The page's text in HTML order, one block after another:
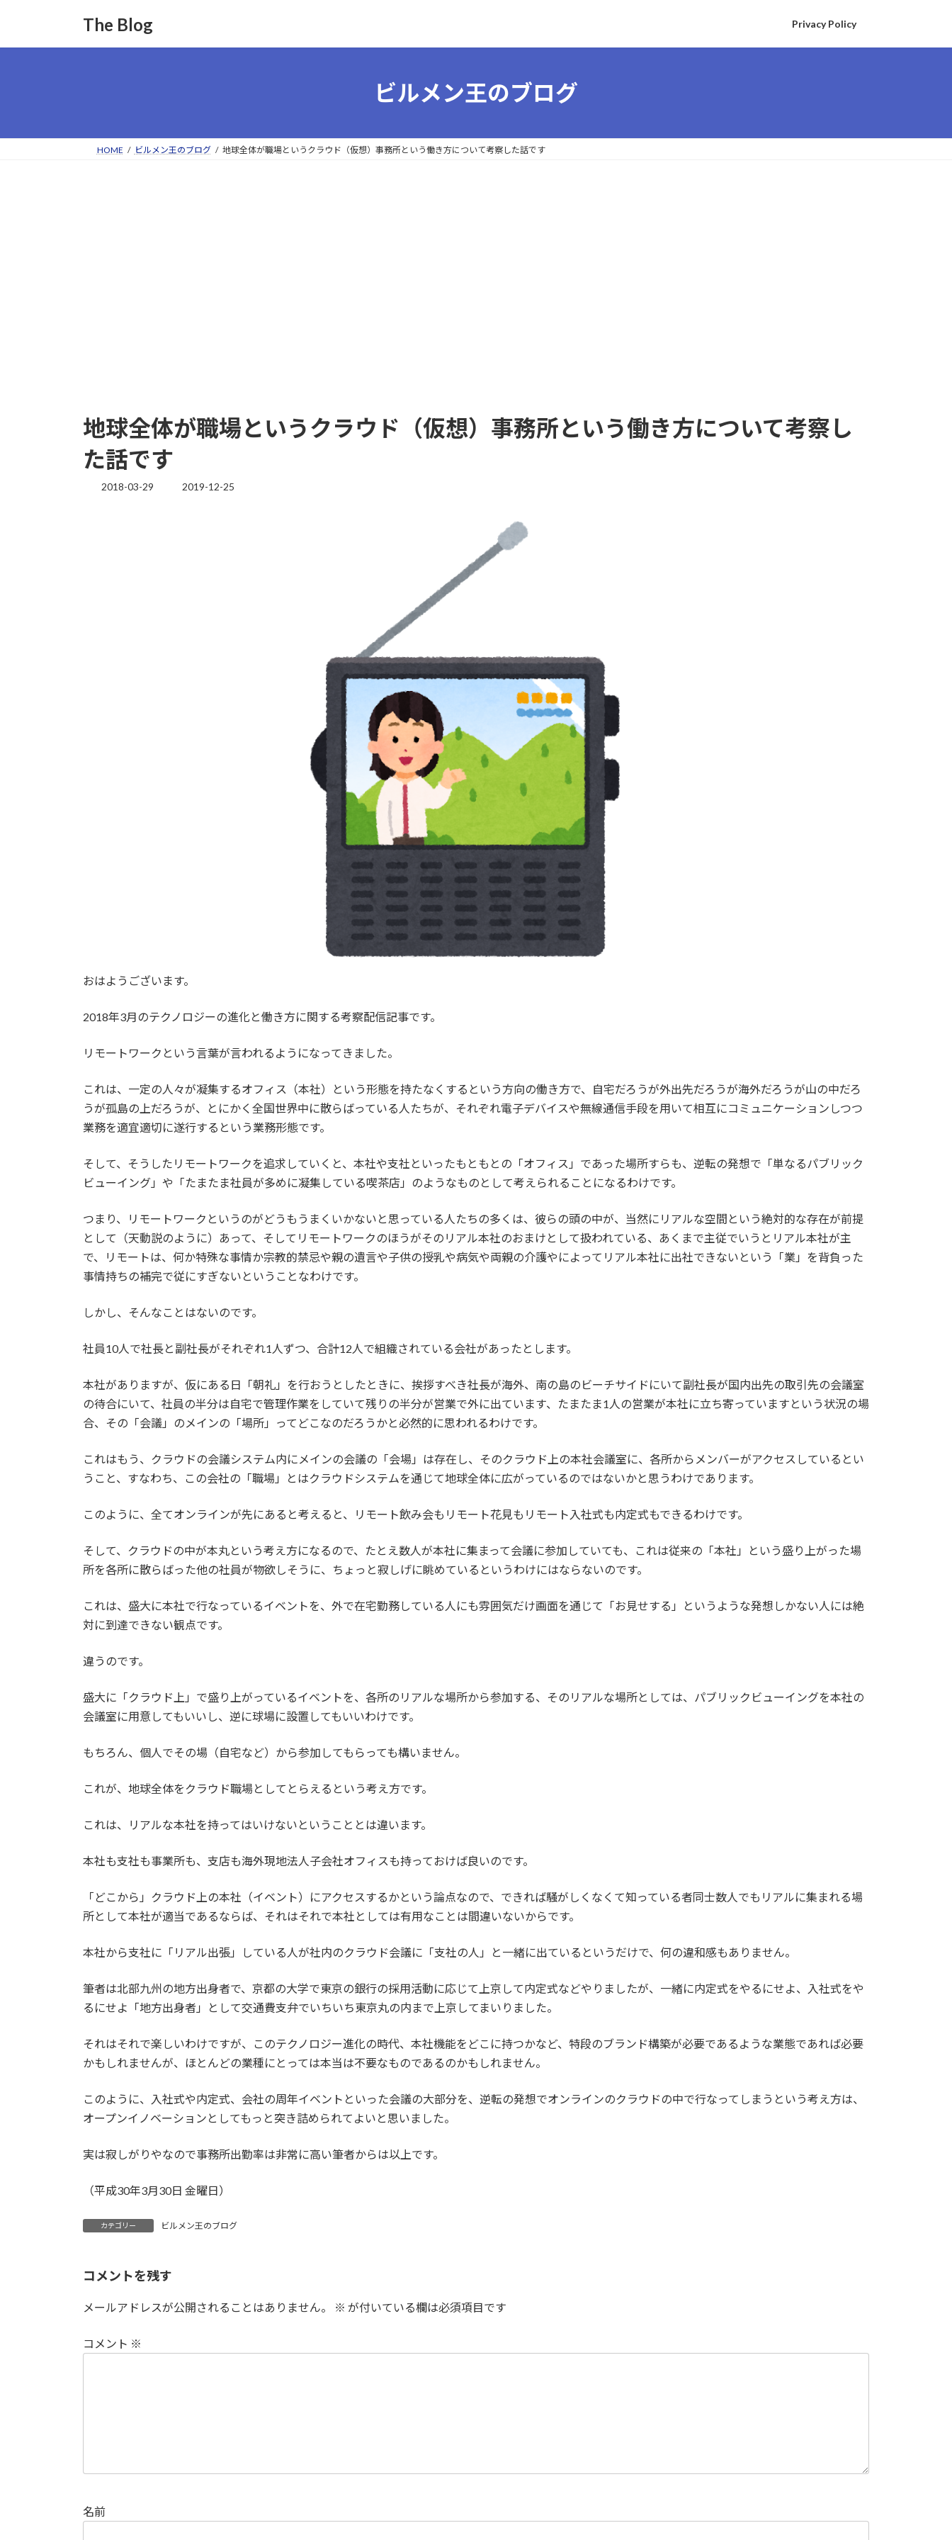
The Blog Privacy Policy
ビルメン王のブログ
HOME ビルメン王のブログ 地球全体が職場というクラウド（仮想）事務所という働き方について考察した話です
地球全体が職場というクラウド（仮想）事務所という働き方について考察し
た話です
2018-03-29
最
2019-12-25
おはようございます。
2018年3月のテクノロジーの進化と働き方に関する考察配信記事です。
リモートワークという言葉が言われるようになってきました。
これは、一定の人々が凝集するオフィス（本社）という形態を持たなくするという方向の働き方で、自宅だろうが外出先だろうが海外だろうが山の中だろ
うが孤島の上だろうが、とにかく全国世界中に散らばっている人たちが、それぞれ電子デバイスや無線通信手段を用いて相互にコミュニケーションしつつ
業務を適宜適切に遂行するという業務形態です。
そして、そうしたリモートワークを追求していくと、本社や支社といったもともとの「オフィス」であった場所すらも、逆転の発想で「単なるパブリック
ビューイング」や「たまたま社員が多めに凝集している喫茶店」のようなものとして考えられることになるわけです。
つまり、リモートワークというのがどうもうまくいかないと思っている人たちの多くは、彼らの頭の中が、当然にリアルな空間という絶対的な存在が前提
として（天動説のように）あって、そしてリモートワークのほうがそのリアル本社のおまけとして扱われている、あくまで主従でいうとリアル本社が主
で、リモートは、何か特殊な事情か宗教的禁忌や親の遺言や子供の授乳や病気や両親の介護やによってリアル本社に出社できないという「業」を背負った
事情持ちの補完で従にすぎないということなわけです。
しかし、そんなことはないのです。
社員10人で社長と副社長がそれぞれ1人ずつ、合計12人で組織されている会社があったとします。
本社がありますが、仮にある日「朝礼」を行おうとしたときに、挨拶すべき社長が海外、南の島のビーチサイドにいて副社長が国内出先の取引先の会議室
の待合にいて、社員の半分は自宅で管理作業をしていて残りの半分が営業で外に出ています、たまたま1人の営業が本社に立ち寄っていますという状況の場
合、その「会議」のメインの「場所」ってどこなのだろうかと必然的に思われるわけです。
これはもう、クラウドの会議システム内にメインの会議の「会場」は存在し、そのクラウド上の本社会議室に、各所からメンバーがアクセスしているとい
うこと、すなわち、この会社の「職場」とはクラウドシステムを通じて地球全体に広がっているのではないかと思うわけであります。
このように、全てオンラインが先にあると考えると、リモート飲み会もリモート花見もリモート入社式も内定式もできるわけです。
そして、クラウドの中が本丸という考え方になるので、たとえ数人が本社に集まって会議に参加していても、これは従来の「本社」という盛り上がった場
所を各所に散らばった他の社員が物欲しそうに、ちょっと寂しげに眺めているというわけにはならないのです。
これは、盛大に本社で行なっているイベントを、外で在宅勤務している人にも雰囲気だけ画面を通じて「お見せする」というような発想しかない人には絶
対に到達できない観点です。
違うのです。
盛大に「クラウド上」で盛り上がっているイベントを、各所のリアルな場所から参加する、そのリアルな場所としては、パブリックビューイングを本社の
会議室に用意してもいいし、逆に球場に設置してもいいわけです。
もちろん、個人でその場（自宅など）から参加してもらっても構いません。
これが、地球全体をクラウド職場としてとらえるという考え方です。
これは、リアルな本社を持ってはいけないということとは違います。
本社も支社も事業所も、支店も海外現地法人子会社オフィスも持っておけば良いのです。
「どこから」クラウド上の本社（イベント）にアクセスするかという論点なので、できれば騒がしくなくて知っている者同士数人でもリアルに集まれる場
所として本社が適当であるならば、それはそれで本社としては有用なことは間違いないからです。
本社から支社に「リアル出張」している人が社内のクラウド会議に「支社の人」と一緒に出ているというだけで、何の違和感もありません。
筆者は北部九州の地方出身者で、京都の大学で東京の銀行の採用活動に応じて上京して内定式などやりましたが、一緒に内定式をやるにせよ、入社式をや
るにせよ「地方出身者」として交通費支弁でいちいち東京丸の内まで上京してまいりました。
それはそれで楽しいわけですが、このテクノロジー進化の時代、本社機能をどこに持つかなど、特段のブランド構築が必要であるような業態であれば必要
かもしれませんが、ほとんどの業種にとっては本当は不要なものであるのかもしれません。
このように、入社式や内定式、会社の周年イベントといった会議の大部分を、逆転の発想でオンラインのクラウドの中で行なってしまうという考え方は、
オープンイノベーションとしてもっと突き詰められてよいと思いました。
実は寂しがりやなので事務所出勤率は非常に高い筆者からは以上です。
（平成30年3月30日 金曜日）
カテゴリー ビルメン王のブログ
コメントを残す
メールアドレスが公開されることはありません。 ※ が付いている欄は必須項目です
コメント ※
名前